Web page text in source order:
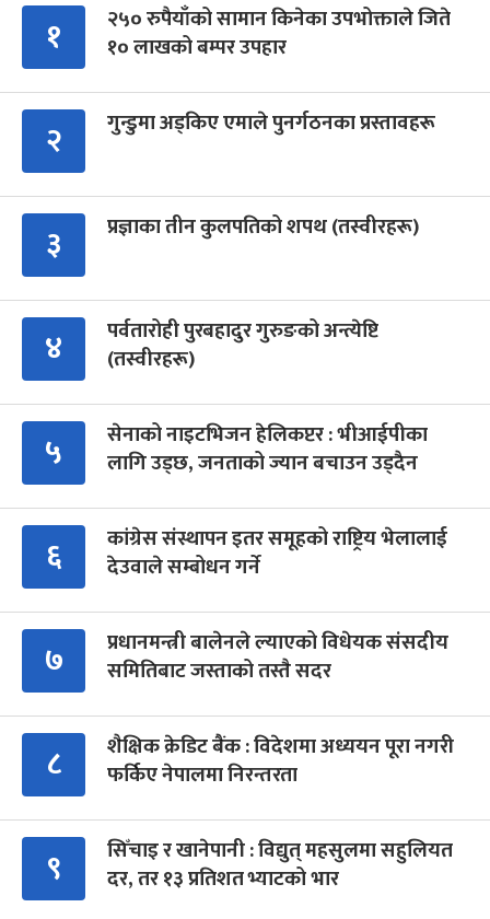
१
२५० रुपैयाँको सामान किनेका उपभोक्ताले जिते
१० लाखको बम्पर उपहार
२ गुन्डुमा अड्किए एमाले पुनर्गठनका प्रस्तावहरू
३ प्रज्ञाका तीन कुलपतिको शपथ (तस्वीरहरू)
४
पर्वतारोही पुरबहादुर गुरुङको अन्त्येष्टि
(तस्वीरहरू)
५
सेनाको नाइटभिजन हेलिकप्टर : भीआईपीका
लागि उड्छ, जनताको ज्यान बचाउन उड्दैन
६
कांग्रेस संस्थापन इतर समूहको राष्ट्रिय भेलालाई
देउवाले सम्बोधन गर्ने
७
प्रधानमन्त्री बालेनले ल्याएको विधेयक संसदीय
समितिबाट जस्ताको तस्तै सदर
८
शैक्षिक क्रेडिट बैंक : विदेशमा अध्ययन पूरा नगरी
फर्किए नेपालमा निरन्तरता
९
सिँचाइ र खानेपानी : विद्युत् महसुलमा सहुलियत
दर, तर १३ प्रतिशत भ्याटको भार